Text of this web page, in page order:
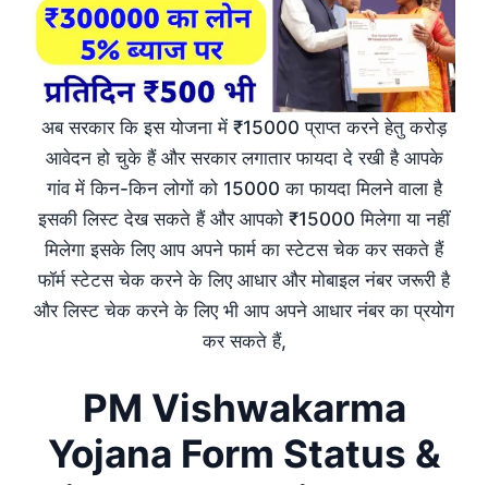
अब सरकार कि इस योजना में ₹15000 प्राप्त करने हेतु करोड़
आवेदन हो चुके हैं और सरकार लगातार फायदा दे रखी है आपके
गांव में किन-किन लोगों को 15000 का फायदा मिलने वाला है
इसकी लिस्ट देख सकते हैं और आपको ₹15000 मिलेगा या नहीं
मिलेगा इसके लिए आप अपने फार्म का स्टेटस चेक कर सकते हैं
फॉर्म स्टेटस चेक करने के लिए आधार और मोबाइल नंबर जरूरी है
और लिस्ट चेक करने के लिए भी आप अपने आधार नंबर का प्रयोग
कर सकते हैं,
PM Vishwakarma
Yojana Form Status &